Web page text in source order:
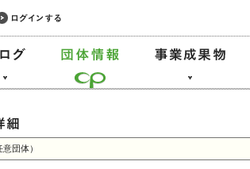
団体）